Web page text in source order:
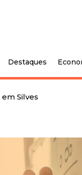
Destaques
Silves